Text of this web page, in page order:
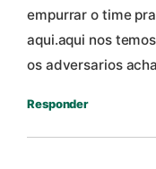
empurrar o time
aqui.aqui nos
os adversarios
Responder